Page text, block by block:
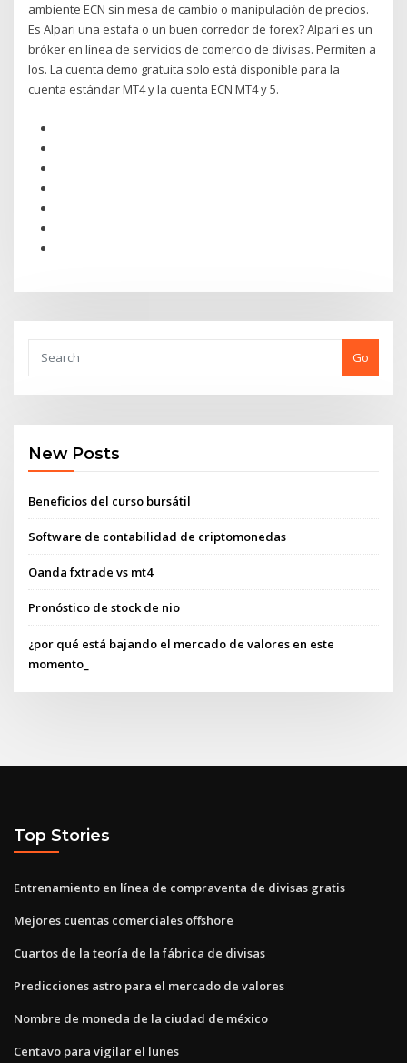
ambiente ECN sin mesa de cambio o manipulación de precios.
Es Alpari una estafa o un buen corredor de forex? Alpari es un
bróker en línea de servicios de comercio de divisas. Permiten a
los. La cuenta demo gratuita solo está disponible para la
cuenta estándar MT4 y la cuenta ECN MT4 y 5.
Go
New Posts
Beneficios del curso bursátil
Software de contabilidad de criptomonedas
Oanda fxtrade vs mt4
Pronóstico de stock de nio
¿por qué está bajando el mercado de valores en este
momento_
Top Stories
Entrenamiento en línea de compraventa de divisas gratis
Mejores cuentas comerciales offshore
Cuartos de la teoría de la fábrica de divisas
Predicciones astro para el mercado de valores
Nombre de moneda de la ciudad de méxico
Centavo para vigilar el lunes